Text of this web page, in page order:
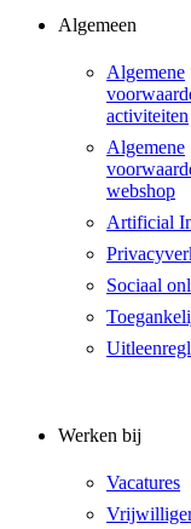
Algemeen
Algemene
activiteiten
Algemene
webshop
Artificial
Sociaal
Werken bij
Vacatures